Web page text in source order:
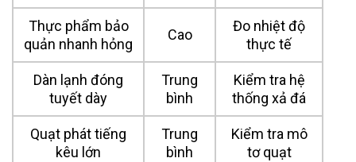
Thực phẩm bảo
quản nhanh hỏng
Cao
Đo nhiệt độ
thực tế
Dàn lạnh đóng
tuyết dày
Trung
bình
Kiểm tra hệ
thống xả đá
Quạt phát tiếng
kêu lớn
Trung
bình
Kiểm tra mô
tơ quạt